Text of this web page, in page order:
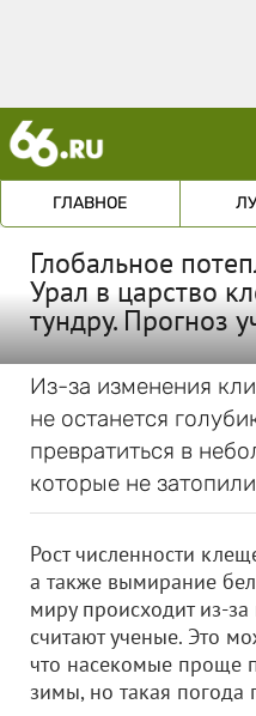
ГЛАВНОЕ
Глобальное
Урал в царство
тундру. Прогноз
Из-за изменения
не останется
превратиться в
которые не
Рост численности
а также вымирание
миру происходит из-
считают ученые. Это
что насекомые проще
зимы, но такая погода